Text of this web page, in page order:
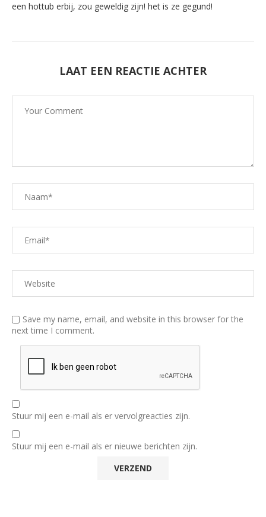
een hottub erbij, zou geweldig zijn! het is ze gegund!
LAAT EEN REACTIE ACHTER
Save my name, email, and website in this browser for the
next time I comment.
Stuur mij een e-mail als er vervolgreacties zijn.
Stuur mij een e-mail als er nieuwe berichten zijn.